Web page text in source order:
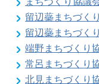
留辺蘂まちづく
留辺蘂まちづくり
端野まちづくり
常呂まちづくり
北見まちづくり